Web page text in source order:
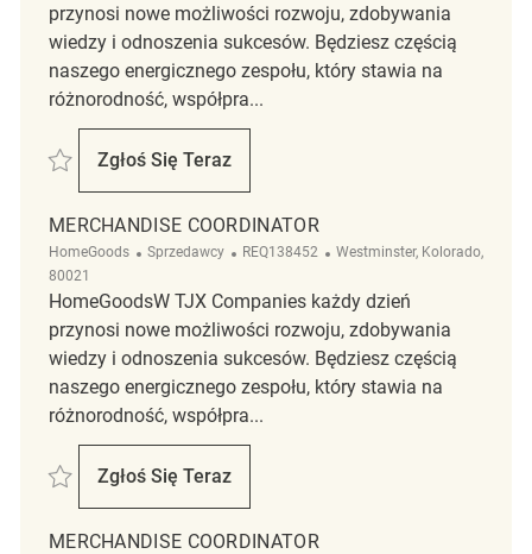
przynosi nowe możliwości rozwoju, zdobywania
wiedzy i odnoszenia sukcesów. Będziesz częścią
naszego energicznego zespołu, który stawia na
różnorodność, współpra...
Zapisać Merchandise Coordinator REQ118614
Zgłoś Się Teraz
Merchandise Coordinator
MERCHANDISE COORDINATOR
HomeGoods Kategoria
Sprzedawcy ReqId
REQ138452 Lokalizacja
Westminster, Kolorado,
80021
HomeGoodsW TJX Companies każdy dzień
przynosi nowe możliwości rozwoju, zdobywania
wiedzy i odnoszenia sukcesów. Będziesz częścią
naszego energicznego zespołu, który stawia na
różnorodność, współpra...
Zapisać Merchandise Coordinator REQ138452
Zgłoś Się Teraz
Merchandise Coordinator
MERCHANDISE COORDINATOR